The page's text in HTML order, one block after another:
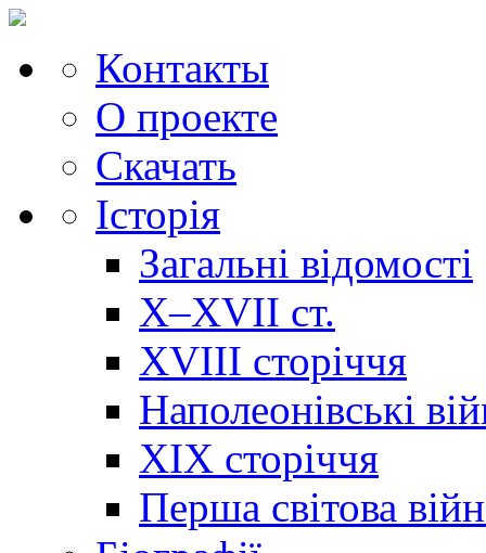
Контакты
О проекте
Скачать
Історія
Загальні відомості
X–XVII ст.
XVIII сторіччя
Наполеонівські
XIX сторіччя
Перша світова